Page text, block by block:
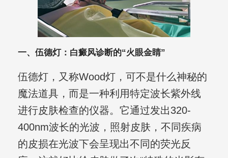
一、伍德灯：白癜风诊断的“火眼金睛”
伍德灯，又称Wood灯，可不是什么神秘的
魔法道具，而是一种利用特定波长紫外线
进行皮肤检查的仪器。它通过发出320-
400nm波长的光波，照射皮肤，不同疾病
的皮损在光波下会呈现出不同的荧光反